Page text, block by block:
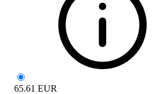
65.61 EUR